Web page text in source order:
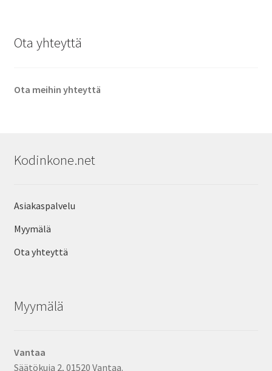
Ota yhteyttä
Ota meihin yhteyttä
Kodinkone.net
Asiakaspalvelu
Myymälä
Ota yhteyttä
Myymälä
Vantaa
Säätökuja 2, 01520 Vantaa.